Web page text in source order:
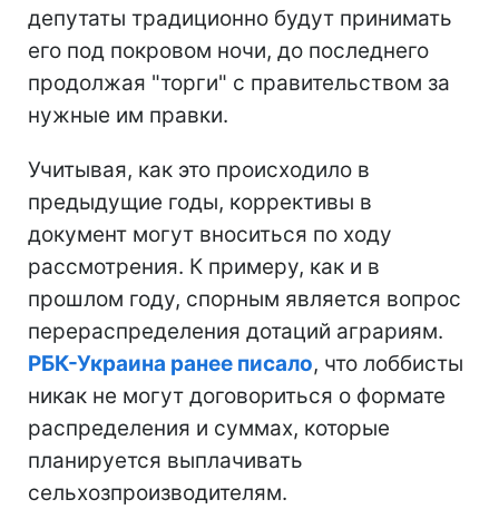
депутаты традиционно будут принимать
его под покровом ночи, до последнего
продолжая "торги" с правительством за
нужные им правки.
Учитывая, как это происходило в
предыдущие годы, коррективы в
документ могут вноситься по ходу
рассмотрения. К примеру, как и в
прошлом году, спорным является вопрос
перераспределения дотаций аграриям.
РБК-Украина ранее писало, что лоббисты
никак не могут договориться о формате
распределения и суммах, которые
планируется выплачивать
сельхозпроизводителям.